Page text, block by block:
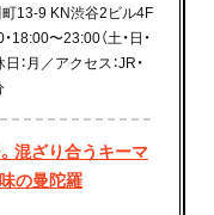
町13-9 KN渋谷2ビル4F
18:00〜23:00（土・日・
：月／アクセス：JR・
混ざり合うキーマ
の曼陀羅